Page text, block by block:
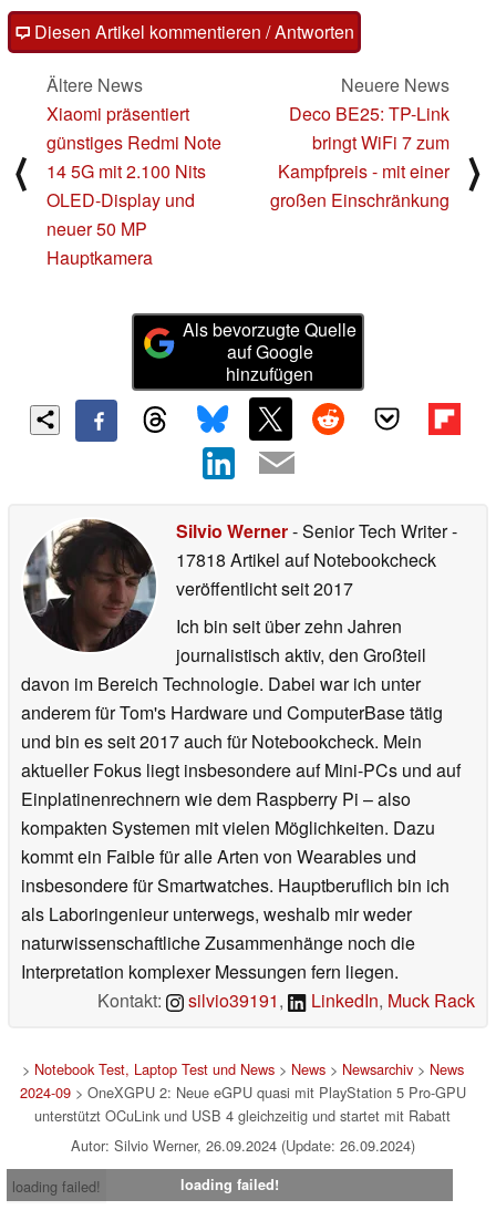
Diesen Artikel kommentieren / Antworten
⟨
Ältere News
Xiaomi präsentiert
günstiges Redmi Note
14 5G mit 2.100 Nits
OLED-Display und
neuer 50 MP
Hauptkamera
Neuere News
Deco BE25: TP-Link
bringt WiFi 7 zum
Kampfpreis - mit einer
großen Einschränkung
⟩
Als bevorzugte Quelle
auf Google
hinzufügen
Silvio Werner- Senior Tech Writer-
17818 Artikel auf Notebookcheck
veröffentlichtseit 2017
Ich bin seit über zehn Jahren
journalistisch aktiv, den Großteil
davon im Bereich Technologie. Dabei war ich unter
anderem für Tom's Hardware und ComputerBase tätig
und bin es seit 2017 auch für Notebookcheck. Mein
aktueller Fokus liegt insbesondere auf Mini-PCs und auf
Einplatinenrechnern wie dem Raspberry Pi – also
kompakten Systemen mit vielen Möglichkeiten. Dazu
kommt ein Faible für alle Arten von Wearables und
insbesondere für Smartwatches. Hauptberuflich bin ich
als Laboringenieur unterwegs, weshalb mir weder
naturwissenschaftliche Zusammenhänge noch die
Interpretation komplexer Messungen fern liegen.
Kontakt:
silvio39191, LinkedIn, Muck Rack
> Notebook Test, Laptop Test und News> News> Newsarchiv> News
2024-09> OneXGPU 2: Neue eGPU quasi mit PlayStation 5 Pro-GPU
unterstützt OCuLink und USB 4 gleichzeitig und startet mit Rabatt
Autor: Silvio Werner, 26.09.2024 (Update: 26.09.2024)
loading failed!
loading failed!